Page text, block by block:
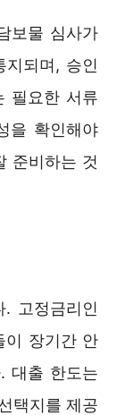
보물 심사가
지되며, 승인
필요한 서류
을 확인해야
준비하는 것
고정금리인
이 장기간 안
대출 한도는
택지를 제공